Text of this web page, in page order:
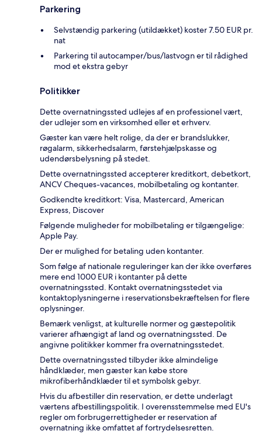
Parkering
Selvstændig parkering (utildækket) koster 7.50 EUR pr.
nat
Parkering til autocamper/bus/lastvogn er til rådighed
mod et ekstra gebyr
Politikker
Dette overnatningssted udlejes af en professionel vært,
der udlejer som en virksomhed eller et erhverv.
Gæster kan være helt rolige, da der er brandslukker,
røgalarm, sikkerhedsalarm, førstehjælpskasse og
udendørsbelysning på stedet.
Dette overnatningssted accepterer kreditkort, debetkort,
ANCV Cheques-vacances, mobilbetaling og kontanter.
Godkendte kreditkort: Visa, Mastercard, American
Express, Discover
Følgende muligheder for mobilbetaling er tilgængelige:
Apple Pay.
Der er mulighed for betaling uden kontanter.
Som følge af nationale reguleringer kan der ikke overføres
mere end 1000 EUR i kontanter på dette
overnatningssted. Kontakt overnatningsstedet via
kontaktoplysningerne i reservationsbekræftelsen for flere
oplysninger.
Bemærk venligst, at kulturelle normer og gæstepolitik
varierer afhængigt af land og overnatningssted. De
angivne politikker kommer fra overnatningsstedet.
Dette overnatningssted tilbyder ikke almindelige
håndklæder, men gæster kan købe store
mikrofiberhåndklæder til et symbolsk gebyr.
Hvis du afbestiller din reservation, er dette underlagt
værtens afbestillingspolitik. I overensstemmelse med EU's
regler om forbrugerrettigheder er reservation af
overnatning ikke omfattet af fortrydelsesretten.